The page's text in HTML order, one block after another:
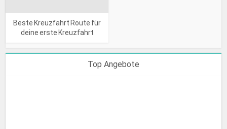
Beste Kreuzfahrt Route für
deine erste Kreuzfahrt
Top Angebote